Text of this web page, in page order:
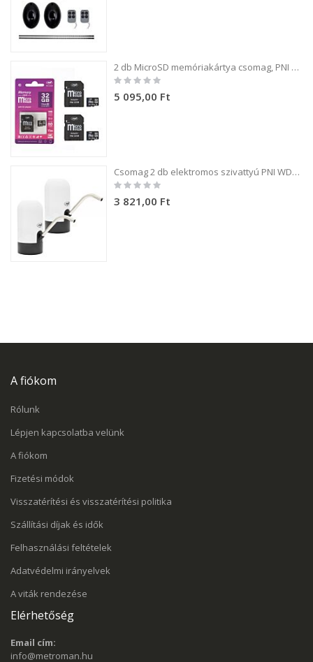
2 db MicroSD memóriakártya csomag, PNI 32GB Class 10, 80 Mb/s, V30, SD adapterekkel
Rating:
5 095,00 Ft
Csomag 2 db elektromos szivattyú PNI WD100 palackhoz töltés USB-C-n keresztül, 800 mAh akkumulátor, teljesítmény 4W
Rating:
3 821,00 Ft
A fiókom
Rólunk
Lépjen kapcsolatba velünk
A fiókom
Fizetési módok
Visszatérítési és visszatérítési politika
Szállítási díjak és idők
Felhasználási feltételek
Adatvédelmi irányelvek
A viták rendezése
Elérhetőség
Email cím:
info@metroman.hu